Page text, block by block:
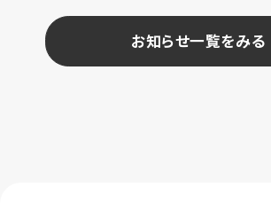
お知らせ一覧をみる